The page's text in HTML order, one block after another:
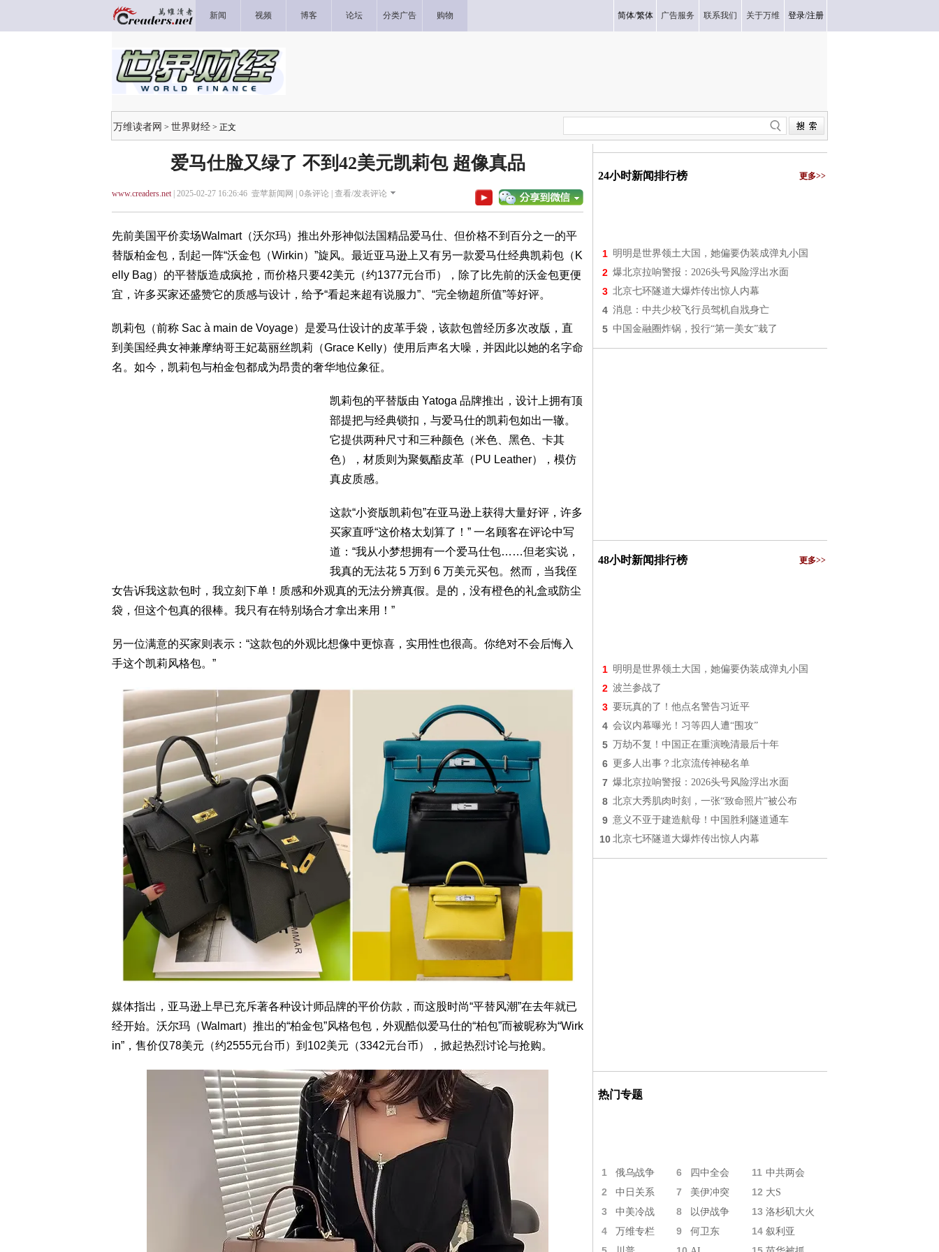
新闻 视频 博客 论坛 分类广告 购物 简体/繁体 广告服务 联系我们 关于万维 登录/注册
万维读者网 > 世界财经 > 正文
爱马仕脸又绿了 不到42美元凯莉包 超像真品
www.creaders.net| 2025-02-27 16:26:46 壹苹新闻网 | 0条评论 | 查看/发表评论
先前美国平价卖场Walmart（沃尔玛）推出外形神似法国精品爱马仕、但价格不到百分之一的平
替版柏金包，刮起一阵“沃金包（Wirkin）”旋风。最近亚马逊上又有另一款爱马仕经典凯莉包（K
elly Bag）的平替版造成疯抢，而价格只要42美元（约1377元台币），除了比先前的沃金包更便
宜，许多买家还盛赞它的质感与设计，给予“看起来超有说服力”、“完全物超所值”等好评。
凯莉包（前称 Sac à main de Voyage）是爱马仕设计的皮革手袋，该款包曾经历多次改版，直
到美国经典女神兼摩纳哥王妃葛丽丝凯莉（Grace Kelly）使用后声名大噪，并因此以她的名字命
名。如今，凯莉包与柏金包都成为昂贵的奢华地位象征。
凯莉包的平替版由 Yatoga 品牌推出，设计上拥有顶
部提把与经典锁扣，与爱马仕的凯莉包如出一辙。
它提供两种尺寸和三种颜色（米色、黑色、卡其
色），材质则为聚氨酯皮革（PU Leather），模仿
真皮质感。
这款“小资版凯莉包”在亚马逊上获得大量好评，许多
买家直呼“这价格太划算了！” 一名顾客在评论中写
道：“我从小梦想拥有一个爱马仕包……但老实说，
我真的无法花 5 万到 6 万美元买包。然而，当我侄
女告诉我这款包时，我立刻下单！质感和外观真的无法分辨真假。是的，没有橙色的礼盒或防尘
袋，但这个包真的很棒。我只有在特别场合才拿出来用！”
另一位满意的买家则表示：“这款包的外观比想像中更惊喜，实用性也很高。你绝对不会后悔入
手这个凯莉风格包。”
媒体指出，亚马逊上早已充斥著各种设计师品牌的平价仿款，而这股时尚“平替风潮”在去年就已
经开始。沃尔玛（Walmart）推出的“柏金包”风格包包，外观酷似爱马仕的“柏包”而被昵称为“Wirk
in”，售价仅78美元（约2555元台币）到102美元（3342元台币），掀起热烈讨论与抢购。
24小时新闻排行榜 更多>>
1 明明是世界领土大国，她偏要伪装成弹丸小国
2 爆北京拉响警报：2026头号风险浮出水面
3 北京七环隧道大爆炸传出惊人内幕
4 消息：中共少校飞行员驾机自戕身亡
5 中国金融圈炸锅，投行“第一美女”栽了
48小时新闻排行榜 更多>>
1 明明是世界领土大国，她偏要伪装成弹丸小国
2 波兰参战了
3 要玩真的了！他点名警告习近平
4 会议内幕曝光！习等四人遭“围攻”
5 万劫不复！中国正在重演晚清最后十年
6 更多人出事？北京流传神秘名单
7 爆北京拉响警报：2026头号风险浮出水面
8 北京大秀肌肉时刻，一张“致命照片”被公布
9 意义不亚于建造航母！中国胜利隧道通车
10 北京七环隧道大爆炸传出惊人内幕
热门专题
1 俄乌战争 6 四中全会 11 中共两会
2 中日关系 7 美伊冲突 12 大S
3 中美冷战 8 以伊战争 13 洛杉矶大火
4 万维专栏 9 何卫东 14 叙利亚